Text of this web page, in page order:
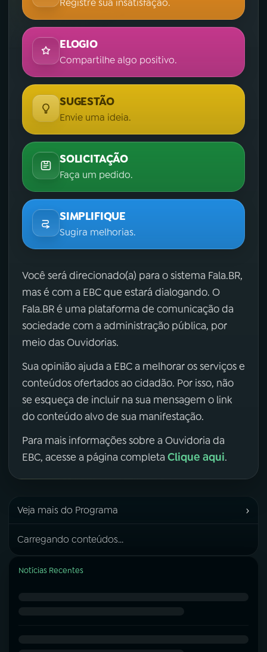
Registre sua insatisfação.
ELOGIO
Compartilhe algo positivo.
SUGESTÃO
Envie uma ideia.
SOLICITAÇÃO
Faça um pedido.
SIMPLIFIQUE
Sugira melhorias.
Você será direcionado(a) para o sistema Fala.BR,
mas é com a EBC que estará dialogando. O
Fala.BR é uma plataforma de comunicação da
sociedade com a administração pública, por
meio das Ouvidorias.
Sua opinião ajuda a EBC a melhorar os serviços e
conteúdos ofertados ao cidadão. Por isso, não
se esqueça de incluir na sua mensagem o link
do conteúdo alvo de sua manifestação.
Para mais informações sobre a Ouvidoria da
EBC, acesse a página completa Clique aqui.
Veja mais do Programa ›
Carregando conteúdos...
Notícias Recentes